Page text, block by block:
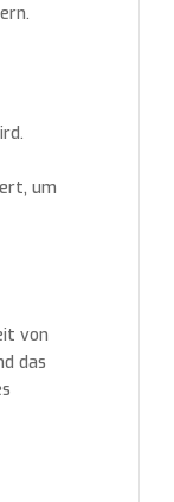
um
von
das